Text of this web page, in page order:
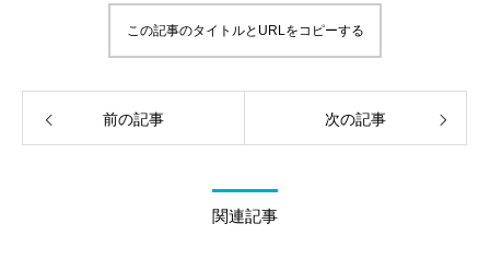
この記事のタイトルとURLをコピーする
前の記事 次の記事
関連記事